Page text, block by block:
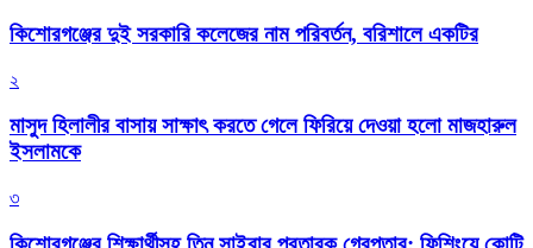
কিশোরগঞ্জের দুই সরকারি কলেজের নাম পরিবর্তন, বরিশালে একটির
২
মাসুদ হিলালীর বাসায় সাক্ষাৎ করতে গেলে ফিরিয়ে দেওয়া হলো মাজহারুল
ইসলামকে
৩